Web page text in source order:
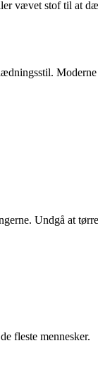
vævet stof til at
Undgå at
fleste mennesker.